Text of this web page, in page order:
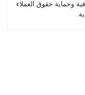
وحماية حقوق العملاء